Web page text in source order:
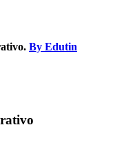
By Edutin